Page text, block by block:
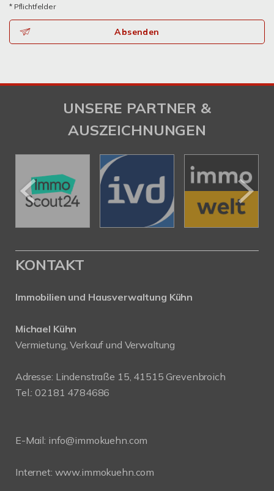
* Pflichtfelder
Absenden
UNSERE PARTNER &
AUSZEICHNUNGEN
KONTAKT
Immobilien und Hausverwaltung Kühn
Michael Kühn
Vermietung, Verkauf und Verwaltung
Adresse: Lindenstraße 15, 41515 Grevenbroich
Tel.: 02181 4784686
E-Mail: info@immokuehn.com
Internet: www.immokuehn.com